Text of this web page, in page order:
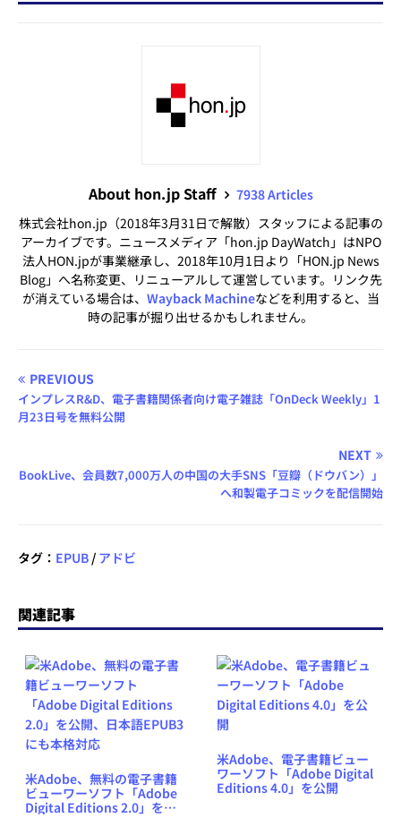
About hon.jp Staff
7938 Articles
株式会社hon.jp（2018年3月31日で解散）スタッフによる記事の
アーカイブです。ニュースメディア「hon.jp DayWatch」はNPO
法人HON.jpが事業継承し、2018年10月1日より「HON.jp News
Blog」へ名称変更、リニューアルして運営しています。リンク先
が消えている場合は、 Wayback Machineなどを利用すると、当
時の記事が掘り出せるかもしれません。
PREVIOUS
インプレスR&D、電子書籍関係者向け電子雑誌「OnDeck Weekly」1
月23日号を無料公開
NEXT
BookLive、会員数7,000万人の中国の大手SNS「豆瓣（ドウバン）」
へ和製電子コミックを配信開始
タグ： EPUB / アドビ
関連記事
米Adobe、無料の電子書籍
ビューワーソフト「Adobe
Digital Editions 2.0」を公
米Adobe、電子書籍ビュー
ワーソフト「Adobe Digital
Editions 4.0」を公開